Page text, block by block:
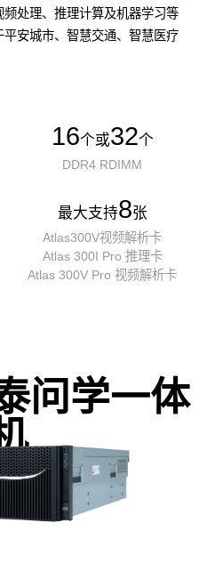
处理、推理计算及机器学习等
安城市、智慧交通、智慧医疗
16个或32个
DDR4 RDIMM
最大支持8张
Atlas300V视频解析卡
Atlas 300I Pro 推理卡
Atlas 300V Pro 视频解析卡
问学一体